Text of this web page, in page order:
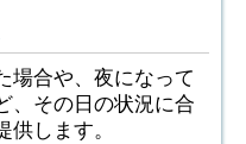
場合や、夜になって
、その日の状況に合
します。